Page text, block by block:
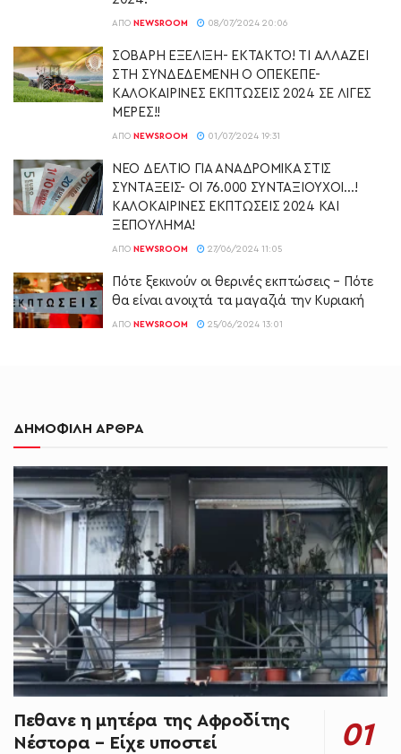
ΑΠΌ NEWSROOM 08/07/2024 20:06
ΣΟΒΑΡΗ ΕΞΕΛΙΞΗ- ΕΚΤΑΚΤΟ! ΤΙ ΑΛΛΑΖΕΙ
ΣΤΗ ΣΥΝΔΕΔΕΜΕNH Ο ΟΠΕΚΕΠΕ-
ΚΑΛΟΚΑΙΡΙΝΕΣ ΕΚΠΤΩΣΕΙΣ 2024 ΣΕ ΛΙΓΕΣ
ΜΕΡΕΣ!!
ΑΠΌ NEWSROOM 01/07/2024 19:31
ΝΕΟ ΔΕΛΤΙΟ ΓΙΑ ΑΝΑΔΡΟΜΙΚΑ ΣΤΙΣ
ΣΥΝΤΑΞΕΙΣ- ΟΙ 76.000 ΣΥΝΤΑΞΙΟΥΧΟΙ…!
ΚΑΛΟΚΑΙΡΙΝΕΣ ΕΚΠΤΩΣΕΙΣ 2024 ΚΑΙ
ΞΕΠΟΥΛΗΜΑ!
ΑΠΌ NEWSROOM 27/06/2024 11:05
Πότε ξεκινούν οι θερινές εκπτώσεις – Πότε
θα είναι ανοιχτά τα μαγαζιά την Κυριακή
ΑΠΌ NEWSROOM 25/06/2024 13:01
ΔΗΜΟΦΙΛΗ ΑΡΘΡΑ
Πεθανε η μητέρα της Αφροδίτης
Νέστορα – Είχε υποστεί